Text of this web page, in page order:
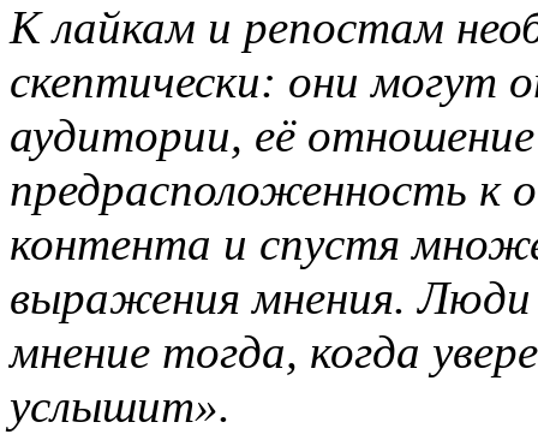
К лайкам и репостам
скептически: они могут
аудитории, её
предрасположенность к
контента и спустя
выражения мнения.
мнение тогда, когда
услышит».